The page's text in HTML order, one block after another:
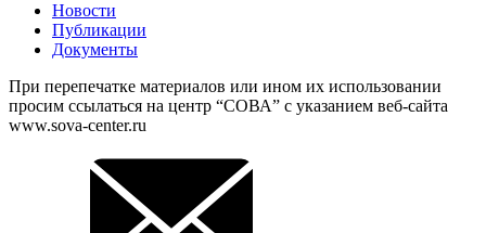
Новости
Публикации
Документы
При перепечатке материалов или ином их использовании
просим ссылаться на центр “СОВА” с указанием веб-сайта
www.sova-center.ru